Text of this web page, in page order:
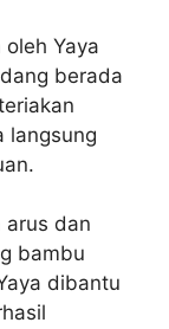
Yaya
berada
langsung
arus dan
bambu
dibantu